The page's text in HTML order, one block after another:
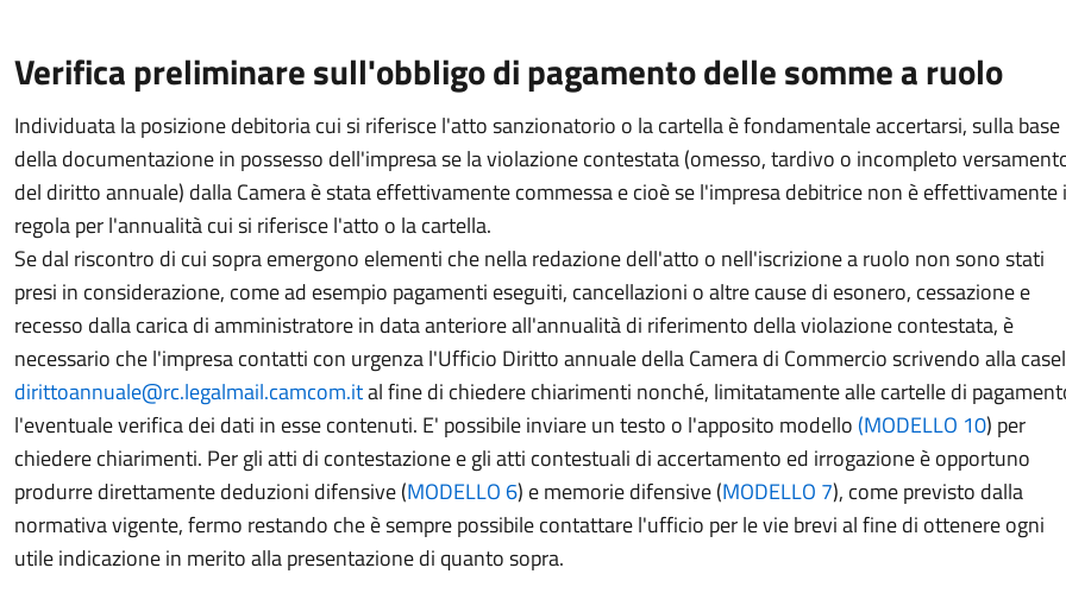
Verifica preliminare sull'obbligo di pagamento delle somme a ruolo
Individuata la posizione debitoria cui si riferisce l'atto sanzionatorio o la cartella è fondamentale accertarsi, sulla base
della documentazione in possesso dell'impresa se la violazione contestata (omesso, tardivo o incompleto
del diritto annuale) dalla Camera è stata effettivamente commessa e cioè se l'impresa debitrice non è effettivamente
regola per l'annualità cui si riferisce l'atto o la cartella.
Se dal riscontro di cui sopra emergono elementi che nella redazione dell'atto o nell'iscrizione a ruolo non sono stati
presi in considerazione, come ad esempio pagamenti eseguiti, cancellazioni o altre cause di esonero, cessazione e
recesso dalla carica di amministratore in data anteriore all'annualità di riferimento della violazione contestata, è
necessario che l'impresa contatti con urgenza l'Ufficio Diritto annuale della Camera di Commercio scrivendo alla
dirittoannuale@rc.legalmail.camcom.ital fine di chiedere chiarimenti nonché, limitatamente alle cartelle di
l'eventuale verifica dei dati in esse contenuti. E' possibile inviare un testo o l'apposito modello (MODELLO 10) per
chiedere chiarimenti. Per gli atti di contestazione e gli atti contestuali di accertamento ed irrogazione è opportuno
produrre direttamente deduzioni difensive (MODELLO 6) e memorie difensive (MODELLO 7), come previsto dalla
normativa vigente, fermo restando che è sempre possibile contattare l'ufficio per le vie brevi al fine di ottenere ogni
utile indicazione in merito alla presentazione di quanto sopra.